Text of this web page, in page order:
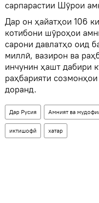
сарпарастии Шӯрои
Дар он ҳайатҳои 106
котибони шӯроҳои
сарони давлатҳо оид
миллӣ, вазирон ва
инчунин ҳашт дабири
раҳбарияти
доранд.
Дар Русия Амният ва
иктишофӣ хатар